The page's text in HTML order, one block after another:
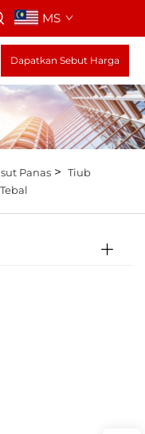
MS
Dapatkan Sebut Harga
Panas> Tiub